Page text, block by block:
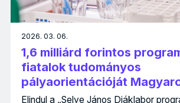
2026. 03. 06.
1,6 milliárd forintos
fiatalok tudományos
pályaorientációját
Elindul a „Selye János Diáklabor